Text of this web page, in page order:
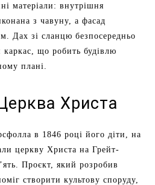
матеріали: внутрішня
з чавуну, а фасад
Дах зі сланцю безпосередньо
каркас, що робить будівлю
плані.
Христа
в 1846 році його діти, на
церкву Христа на Грейт-
Проєкт, який розробив
створити культову споруду,